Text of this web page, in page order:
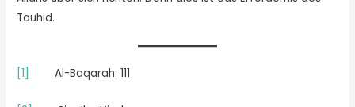
Tauhid.
[1] Al-Baqarah: 111